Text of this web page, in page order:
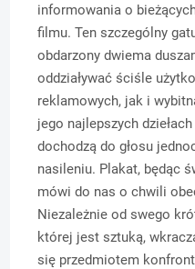
informowania o
filmu. Ten szczególny
obdarzony dwiema
oddziaływać ściśle
reklamowych, jak i
jego najlepszych
dochodzą do głosu
nasileniu. Plakat, będąc
mówi do nas o chwili
Niezależnie od swego
której jest sztuką,
się przedmiotem